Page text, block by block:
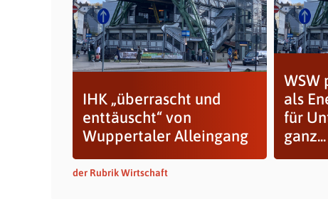
IHK „überrascht und
enttäuscht“ von
Wuppertaler Alleingang
WSW
als
für
ganz...
der Rubrik Wirtschaft